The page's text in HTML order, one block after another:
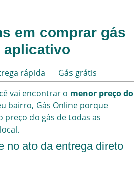
em comprar gás
aplicativo
rápida
Gás grátis
vai encontrar o menor preço do
bairro, Gás Online porque
preço do gás de todas as
no ato da entrega direto